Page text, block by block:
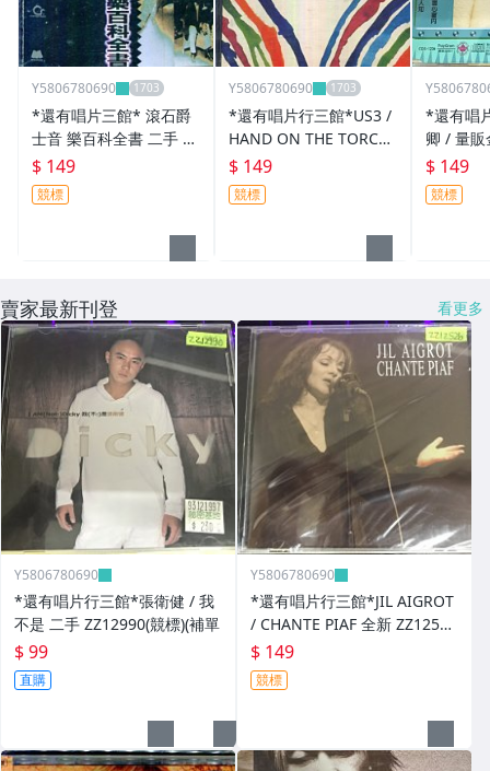
Y5806780690
*還有唱片三館* 滾石爵
士音 樂百科全書 二手 ZZ
3263(需競標)
$ 149
競標
Y5806780690
*還有唱片行三館*US3 /
HAND ON THE TORCH
二手 ZZ6670需競標)
$ 149
競標
*還有唱
卿 / 量販
15404(
$ 149
競標
賣家最新刊登 看更多
Y5806780690
*還有唱片行三館*張衛健 / 我
不是 二手 ZZ12990(競標)(補單
$ 99
直購
Y5806780690
*還有唱片行三館*JIL AIGROT
/ CHANTE PIAF 全新 ZZ12526
(競標)
$ 149
競標